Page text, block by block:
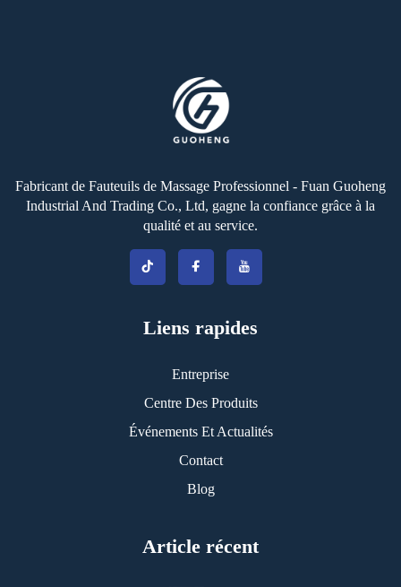
Fabricant de Fauteuils de Massage Professionnel - Fuan Guoheng
Industrial And Trading Co., Ltd, gagne la confiance grâce à la
qualité et au service.
Liens rapides
Entreprise
Centre Des Produits
Événements Et Actualités
Contact
Blog
Article récent